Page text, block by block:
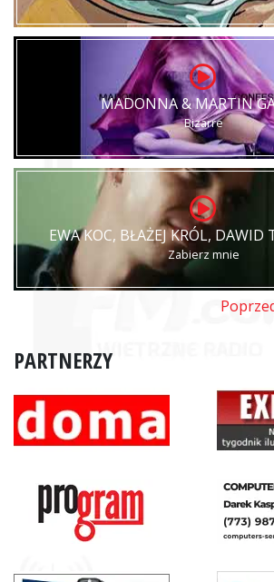
MADONNA & MARTIN
Bizarre
EWA KOC, BŁAŻEJ KRÓL, DAWID
Zabierz mnie
PARTNERZY